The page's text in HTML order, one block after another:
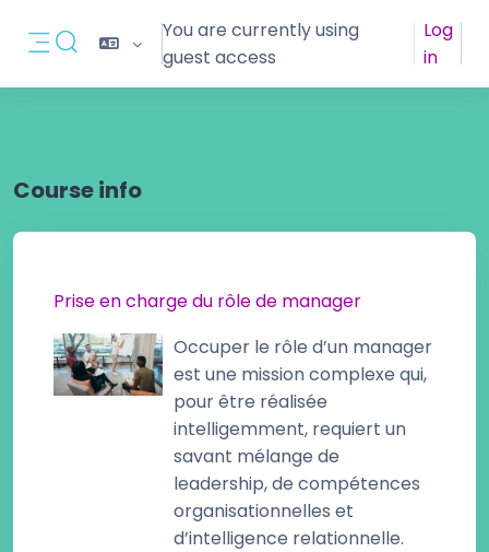
Toggle search input
You are currently using
guest access
Log
in
Course info
Prise en charge du rôle de manager
Occuper le rôle d’un manager
est une mission complexe qui,
pour être réalisée
intelligemment, requiert un
savant mélange de
leadership, de compétences
organisationnelles et
d’intelligence relationnelle.